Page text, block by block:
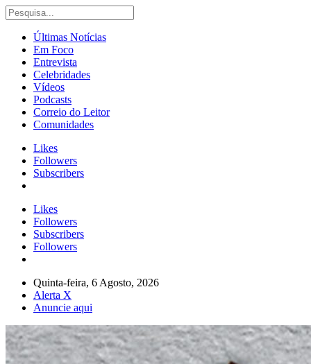
Últimas Notícias
Em Foco
Entrevista
Celebridades
Vídeos
Podcasts
Correio do Leitor
Comunidades
Likes
Followers
Subscribers
Likes
Followers
Subscribers
Followers
Quinta-feira, 6 Agosto, 2026
Alerta X
Anuncie aqui